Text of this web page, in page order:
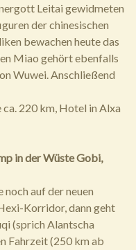
Leitai gewidmeten
der chinesischen
bewachen heute das
Miao gehört ebenfalls
Wuwei. Anschließend
ca. 220 km, Hotel in Alxa
in der Wüste Gobi,
auf der neuen
Korridor, dann geht
(sprich Alantscha
Fahrzeit (250 km ab